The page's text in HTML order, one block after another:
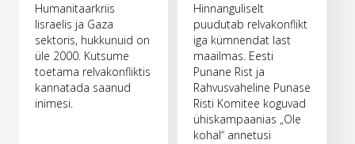
Humanitaarkriis
Iisraelis ja Gaza
sektoris, hukkunuid on
üle 2000. Kutsume
toetama relvakonfliktis
kannatada saanud
inimesi.
Hinnanguliselt
puudutab relvakonflikt
iga kümnendat last
maailmas. Eesti
Punane Rist ja
Rahvusvaheline Punase
Risti Komitee koguvad
ühiskampaanias „Ole
kohal“ annetusi